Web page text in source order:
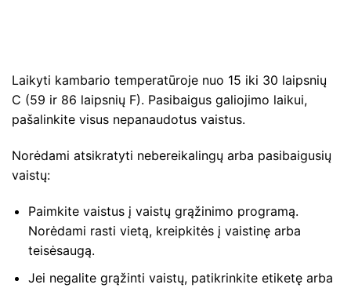
Laikyti kambario temperatūroje nuo 15 iki 30 laipsnių
C (59 ir 86 laipsnių F). Pasibaigus galiojimo laikui,
pašalinkite visus nepanaudotus vaistus.
Norėdami atsikratyti nebereikalingų arba pasibaigusių
vaistų:
Paimkite vaistus į vaistų grąžinimo programą.
Norėdami rasti vietą, kreipkitės į vaistinę arba
teisėsaugą.
Jei negalite grąžinti vaistų, patikrinkite etiketę arba